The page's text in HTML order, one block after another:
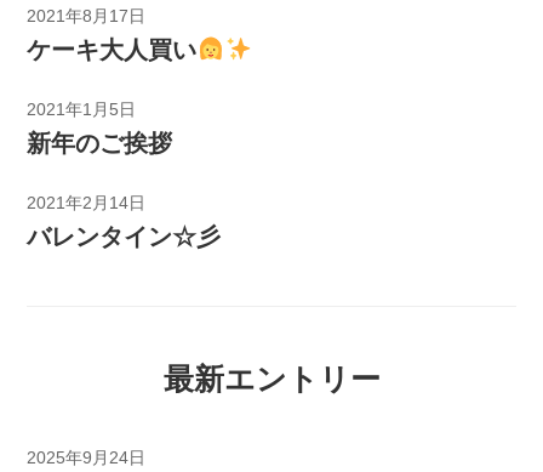
2021年8月17日
ケーキ大人買い
2021年1月5日
新年のご挨拶
2021年2月14日
バレンタイン☆彡
最新エントリー
2025年9月24日